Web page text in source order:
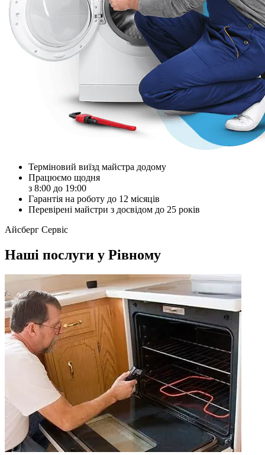
Терміновий виїзд майстра додому
Працюємо щодня
з 8:00 до 19:00
Гарантія на роботу до 12 місяців
Перевірені майстри з досвідом до 25 років
Айсберг Сервіс
Наші послуги у Рівному